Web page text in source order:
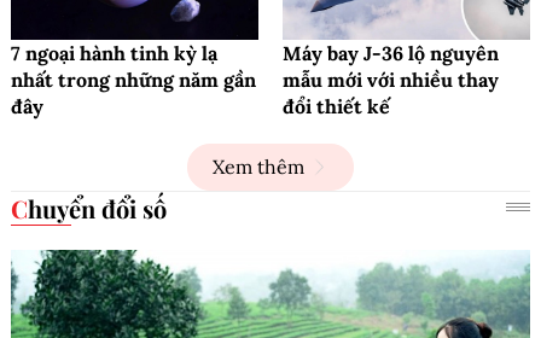
7 ngoại hành tinh kỳ lạ
nhất trong những năm gần
đây
Máy bay J-36 lộ nguyên
mẫu mới với nhiều thay
đổi thiết kế
Xem thêm
Chuyển đổi số